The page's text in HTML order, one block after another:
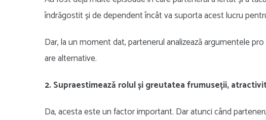
îndrăgostit și de dependent încât va suporta acest lucru
Dar, la un moment dat, partenerul analizează argumentele
are alternative.
2. Supraestimează rolul și greutatea frumuseții,
Da, acesta este un factor important. Dar atunci când